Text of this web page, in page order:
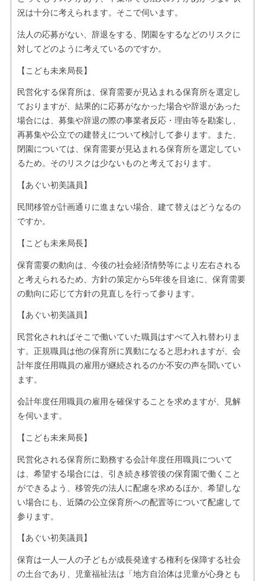
況は十分に考えられます。そこで伺います。
法人の応募がない、辞退をする、閉園をするなどのリスクに
対してどのように考えているのですか。
【こども未来局長】
民営化する保育所は、保育需要が見込まれる保育所を選定し
ておりますが、結果的に応募がなかった場合や辞退があった
場合には、募集や辞退の際の事業者反応・理由等を勘案し、
再募集や公立での建替えについて検討して参ります。また、
閉園については、保育需要が見込まれる保育所を選定してい
るため。そのリスクは少ないものと考えております。
【あぐい初美議員】
民間移管が計画通りに進まない場合、建て替えはどうなるの
ですか。
【こども未来局長】
保育需要の動向は、今後の社会経済情勢等により左右される
と考えられるため、方針の策定から5年後を目途に、保育需要
の動向に応じて方針の見直しを行って参ります。
【あぐい初美議員】
民営化されればそこで働いていた職員はすべて入れ替わりま
す。正規職員は他の保育所に異動になると思われますが、会
計年度任用職員の雇用が継続されるのか不安の声を聞いてい
ます。
会計年度任用職員の雇用を確保することを求めますが、見解
を伺います。
【こども未来局長】
民営化される保育所に勤務する会計年度任用職員について
は、希望する場合には、引き続き移管後の保育園で働くこと
ができるよう、移管先の法人に配慮を求めるほか、希望しな
い場合にも、近隣の公立保育所への配置等について配慮して
参ります。
【あぐい初美議員】
保育は一人一人の子どもが成長発達する権利を保障する社会
の土台であり、児童福祉法は「地方自治体は児童が心身とも